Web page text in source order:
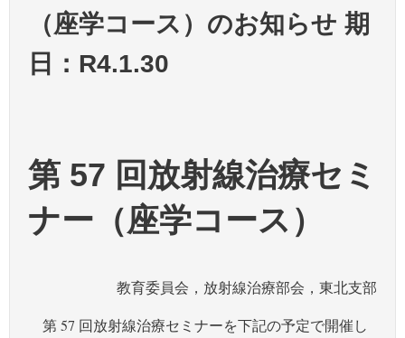
（座学コース）のお知らせ 期
日：R4.1.30
第 57 回放射線治療セミ
ナー（座学コース）
教育委員会，放射線治療部会，東北支部
第 57 回放射線治療セミナーを下記の予定で開催し